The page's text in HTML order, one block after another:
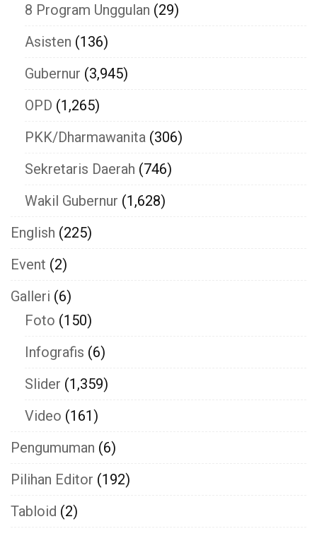
8 Program Unggulan (29)
Asisten (136)
Gubernur (3,945)
OPD (1,265)
PKK/Dharmawanita (306)
Sekretaris Daerah (746)
Wakil Gubernur (1,628)
English (225)
Event (2)
Galleri (6)
Foto (150)
Infografis (6)
Slider (1,359)
Video (161)
Pengumuman (6)
Pilihan Editor (192)
Tabloid (2)